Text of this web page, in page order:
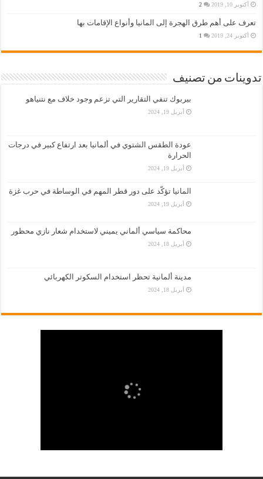
أكتوبر 10, 2019 2
تعرف على أهم طرق الهجرة إلى المانيا وأنواع الإقامات بها
أكتوبر 24, 2019 1
تدوينات من تصنيف
بيربوك تنفي التقارير التي تزعم وجود خلاف مع نتنياهو
أبريل 19, 2024
عودة الطقس الشتوي في ألمانيا بعد ارتفاع كبير في درجات
الحرارة
أبريل 19, 2024
المانيا تؤكّد على دور قطر المهم في الوساطة في حرب غزة
أبريل 19, 2024
محاكمة سياسي ألماني يميني لاستخدام شعار نازي محظور
أبريل 18, 2024
مدينة ألمانية تحظر استخدام السكوتر الكهربائي
أبريل 18, 2024